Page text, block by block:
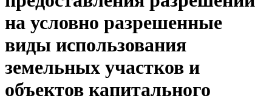
на условно разрешенные
виды использования
земельных участков и
объектов капитального